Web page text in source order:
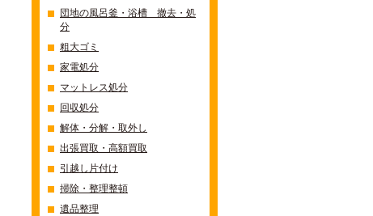
団地の風呂釜・浴槽 撤去・処
分
粗大ゴミ
家電処分
マットレス処分
回収処分
解体・分解・取外し
出張買取・高額買取
引越し片付け
掃除・整理整頓
遺品整理